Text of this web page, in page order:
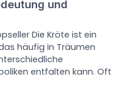
und
Die Kröte ist ein
häufig in Träumen
entfalten kann. Oft